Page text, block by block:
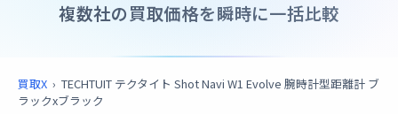
複数社の買取価格を瞬時に一括比較
買取X › TECHTUIT テクタイト Shot Navi W1 Evolve 腕時計型距離計 ブ
ラックxブラック